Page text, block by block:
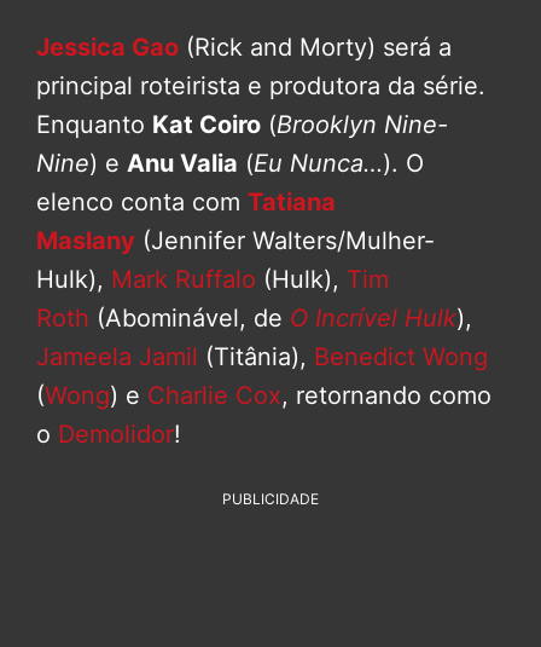
Jessica Gao (Rick and Morty) será a
principal roteirista e produtora da série.
Enquanto Kat Coiro (Brooklyn Nine-
Nine) e Anu Valia (Eu Nunca…). O
elenco conta com Tatiana
Maslany (Jennifer Walters/Mulher-
Hulk), Mark Ruffalo (Hulk), Tim
Roth (Abominável, de O Incrível Hulk),
Jameela Jamil (Titânia), Benedict Wong
(Wong) e Charlie Cox, retornando como
o Demolidor!
PUBLICIDADE